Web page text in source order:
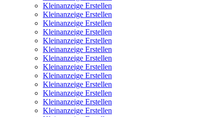
Kleinanzeige Erstellen
Kleinanzeige Erstellen
Kleinanzeige Erstellen
Kleinanzeige Erstellen
Kleinanzeige Erstellen
Kleinanzeige Erstellen
Kleinanzeige Erstellen
Kleinanzeige Erstellen
Kleinanzeige Erstellen
Kleinanzeige Erstellen
Kleinanzeige Erstellen
Kleinanzeige Erstellen
Kleinanzeige Erstellen